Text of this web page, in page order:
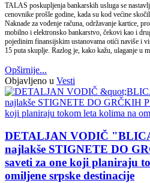
TALAS poskupljenja bankarskih usluga se
cenovnike prošle godine, kada su kod većine
Naknade za vođenje računa, održavanje kartice,
mobilno i elektronsko bankarstvo, čekovi kao i
pojedinim finansijskim ustanovama otići naviše i
15 puta skuplje. Razlog je, kako kažu, ulaganje u
Opširnije...
Objavljeno u Vesti
DETALJAN VODIČ
najlakše STIGNETE DO
saveti za one koji planiraju
omiljene srpske destinacije